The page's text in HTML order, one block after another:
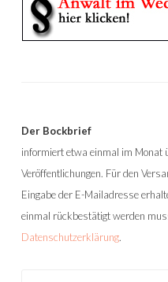
Der Bockbrief
informiert etwa einmal im Monat
Veröffentlichungen. Für den
Eingabe der E-Mailadresse
einmal rückbestätigt werden
Datenschutzerklärung.